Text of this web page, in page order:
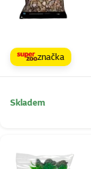
značka
Skladem